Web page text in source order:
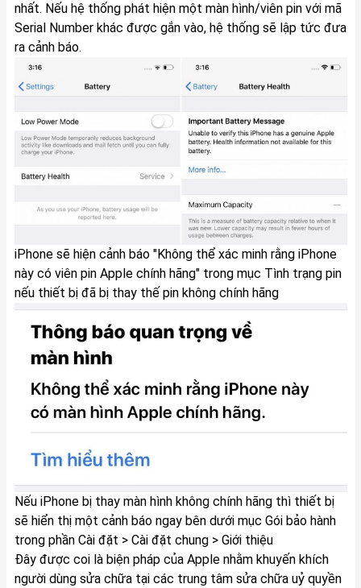
nhất. Nếu hệ thống phát hiện một màn hình/viên pin với mã
Serial Number khác được gắn vào, hệ thống sẽ lập tức đưa
ra cảnh báo.
iPhone sẽ hiện cảnh báo "Không thể xác minh rằng iPhone
này có viên pin Apple chính hãng" trong mục Tình trạng pin
nếu thiết bị đã bị thay thế pin không chính hãng
Nếu iPhone bị thay màn hình không chính hãng thì thiết bị
sẽ hiển thị một cảnh báo ngay bên dưới mục Gói bảo hành
trong phần Cài đặt > Cài đặt chung > Giới thiệu
Đây được coi là biện pháp của Apple nhằm khuyến khích
người dùng sửa chữa tại các trung tâm sửa chữa uỷ quyền